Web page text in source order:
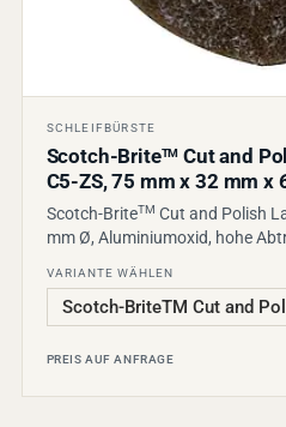
SCHLEIFBÜRSTE
Scotch-BriteTM Cut and
C5-ZS, 75 mm x 32 mm x
Scotch-BriteTM Cut and Polish
mm Ø, Aluminiumoxid, hohe
VARIANTE WÄHLEN
PREIS AUF ANFRAGE